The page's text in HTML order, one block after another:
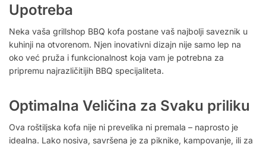
Upotreba
Neka vaša grillshop BBQ kofa postane vaš najbolji saveznik u
kuhinji na otvorenom. Njen inovativni dizajn nije samo lep na
oko već pruža i funkcionalnost koja vam je potrebna za
pripremu najrazličitijih BBQ specijaliteta.
Optimalna Veličina za Svaku priliku
Ova roštiljska kofa nije ni prevelika ni premala – naprosto je
idealna. Lako nosiva, savršena je za piknike, kampovanje, ili za